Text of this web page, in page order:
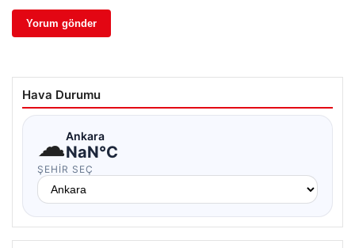
Hava Durumu
☁Ankara
NaN°C
ŞEHIR SEÇ